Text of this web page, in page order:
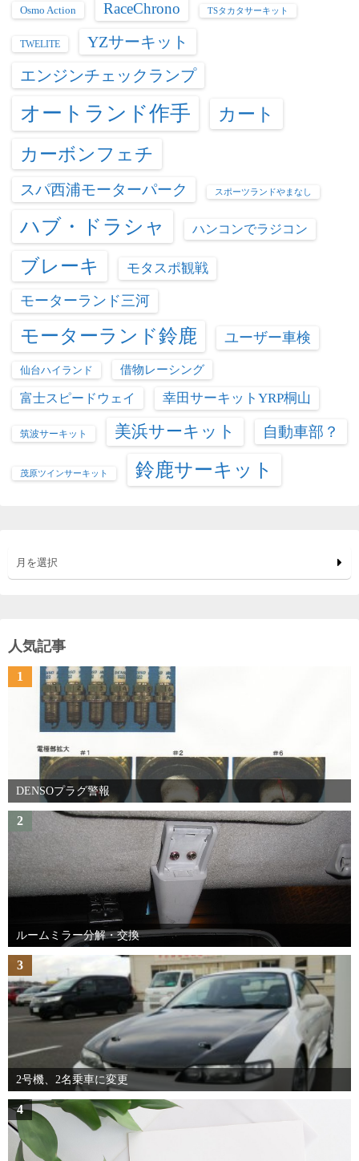
Osmo Action RaceChrono TSタカタサーキット
TWELITE
YZサーキット
エンジンチェックランプ
オートランド作手
カート
カーボンフェチ
スパ西浦モーターパーク スポーツランドやまなし
ハブ・ドラシャ ハンコンでラジコン
ブレーキ モタスポ観戦
モーターランド三河
モーターランド鈴鹿 ユーザー車検
仙台ハイランド 借物レーシング
富士スピードウェイ 幸田サーキットYRP桐山
筑波サーキット 美浜サーキット 自動車部？
茂原ツインサーキット 鈴鹿サーキット
月を選択
人気記事
1
DENSOプラグ警報
2
ルームミラー分解・交換
3
2号機、2名乗車に変更
4